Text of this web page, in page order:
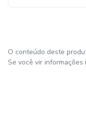
O conteúdo deste
Se você vir informações